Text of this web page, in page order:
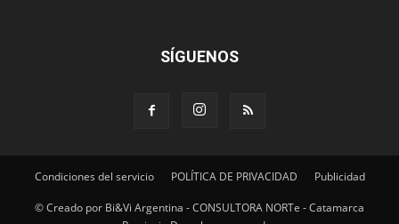
SÍGUENOS
Condiciones del servicio POLÍTICA DE PRIVACIDAD Publicidad
© Creado por Bi&Vi Argentina - CONSULTORA NORTe - Catamarca